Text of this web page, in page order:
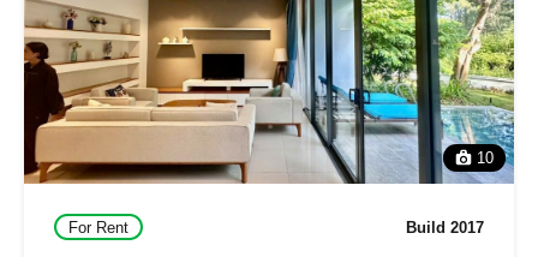
10
For Rent Build 2017